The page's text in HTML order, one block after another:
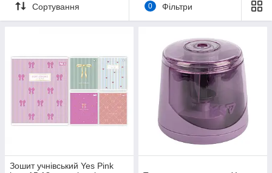
Сортування 0 Фільтри
Зошит учнівський Yes Pink